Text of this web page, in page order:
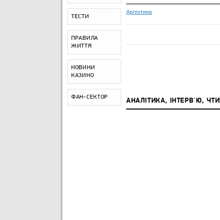
ТЕСТИ
ПРАВИЛА
ЖИТТЯ
НОВИНИ
КАЗИНО
ФАН-СЕКТОР
Аргентина
АНАЛІТИКА, ІНТЕРВ'Ю,